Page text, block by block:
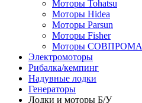
Моторы Tohatsu
Моторы Hidea
Моторы Parsun
Моторы Fisher
Моторы СОВПРОМА
Электромоторы
Рибалка/кемпинг
Надувные лодки
Генераторы
Лодки и моторы Б/У